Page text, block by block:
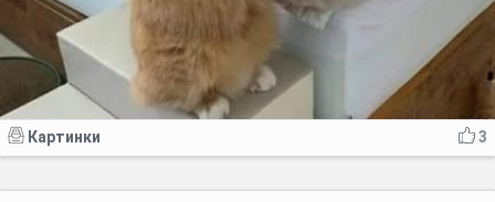
3
Картинки